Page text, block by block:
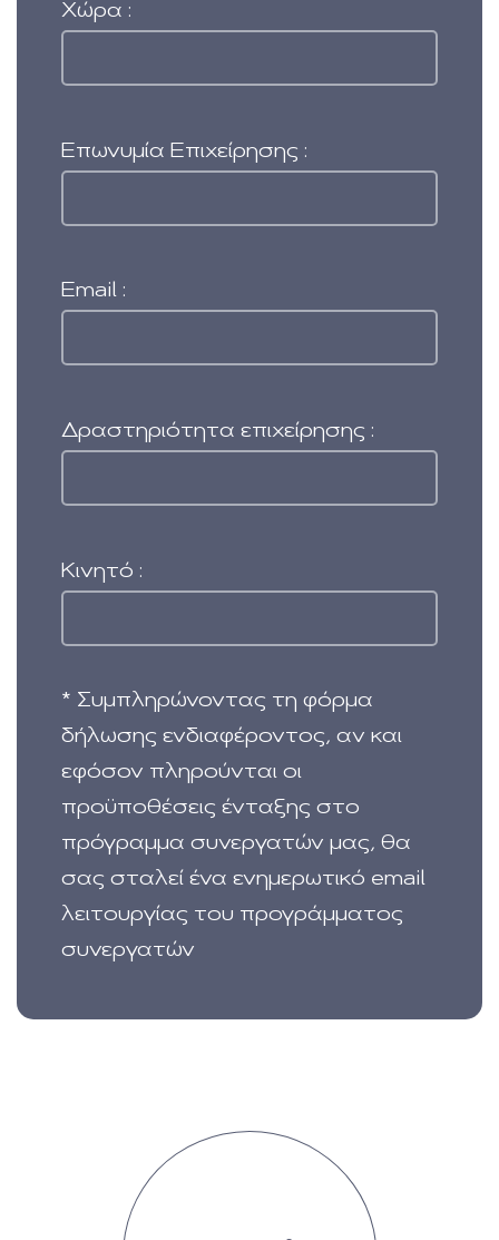
Χώρα :
Επωνυμία Επιχείρησης :
Email :
Δραστηριότητα επιχείρησης :
Κινητό :
* Συμπληρώνοντας τη φόρμα
δήλωσης ενδιαφέροντος, αν και
εφόσον πληρούνται οι
προϋποθέσεις ένταξης στο
πρόγραμμα συνεργατών μας, θα
σας σταλεί ένα ενημερωτικό email
λειτουργίας του προγράμματος
συνεργατών